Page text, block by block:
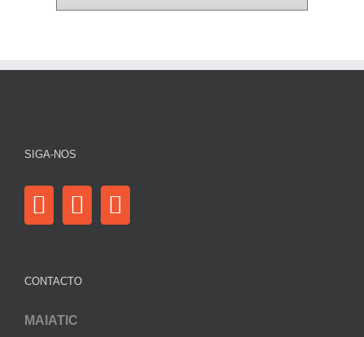
SIGA-NOS
CONTACTO
MAIATIC